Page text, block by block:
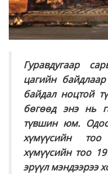
Гуравдугаар
цагийн
байдал ноцтой
бөгөөд энэ нь
түвшин юм.
хүмүүсийн
хүмүүсийн тоо
эрүүл мэндээрээ